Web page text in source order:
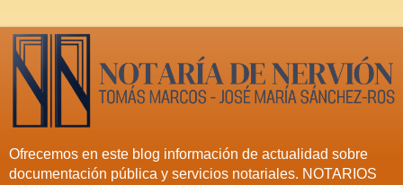
Ofrecemos en este blog información de actualidad sobre
documentación pública y servicios notariales. NOTARIOS